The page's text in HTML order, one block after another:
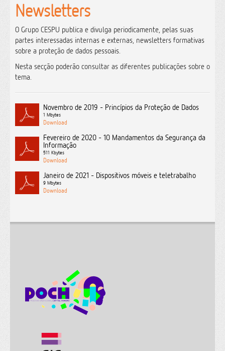
Newsletters
O Grupo CESPU publica e divulga periodicamente, pelas suas
partes interessadas internas e externas, newsletters formativas
sobre a proteção de dados pessoais.
Nesta secção poderão consultar as diferentes publicações sobre o
tema.
Novembro de 2019 - Princípios da Proteção de Dados
1 Mbytes
Fevereiro de 2020 - 10 Mandamentos da Segurança da
Informação
511 Kbytes
Janeiro de 2021 - Dispositivos móveis e teletrabalho
9 Mbytes